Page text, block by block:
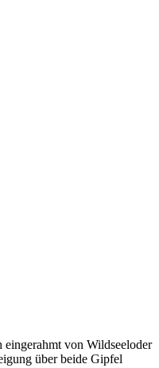
von Wildseeloder
über beide Gipfel